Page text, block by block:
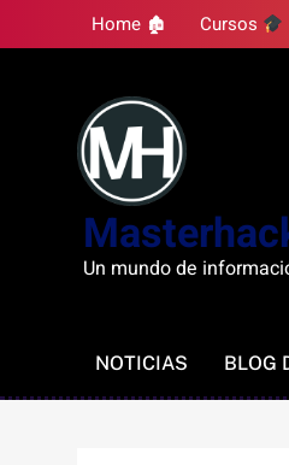
to
Home 🏚 Cursos
Un mundo de
NOTICIAS BLOG